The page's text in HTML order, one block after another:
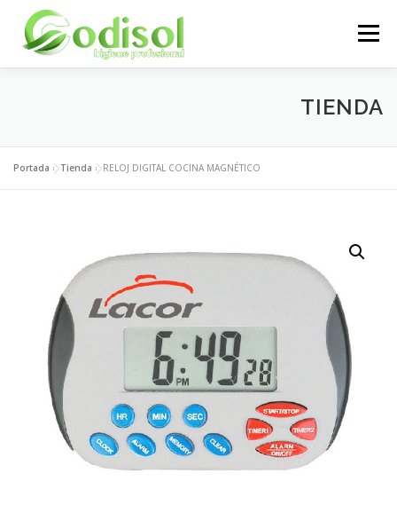
contenido
Menú
ÁREA CLIENTES CONTACTO
TIENDA
Portada »Tienda »RELOJ DIGITAL COCINA MAGNÉTICO